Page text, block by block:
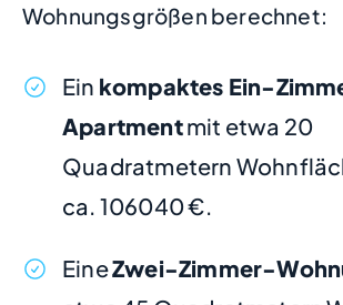
Wohnungsgrößen berechnet:
Ein kompaktes Ein-
Apartmentmit etwa 20
Quadratmetern
ca. 106040 €.
EineZwei-Zimmer-